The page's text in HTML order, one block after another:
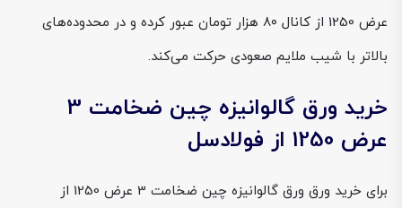
عرض 1250 از کانال ۸۰ هزار تومان عبور کرده و در محدوده‌های
بالاتر با شیب ملایم صعودی حرکت می‌کند.
خرید ورق گالوانیزه چین ضخامت 3
عرض 1250 از فولادسل
برای خرید ورق ورق گالوانیزه چین ضخامت 3 عرض 1250 از